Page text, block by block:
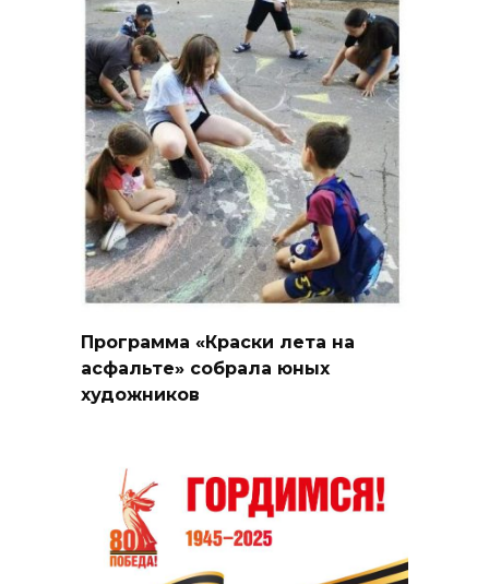
Программа «Краски лета на
асфальте» собрала юных
художников